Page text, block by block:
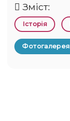
Зміст:
Історія
Фотогалерея